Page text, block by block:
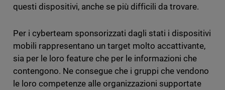
questi dispositivi, anche se più difficili da trovare.
Per i cyberteam sponsorizzati dagli stati i dispositivi
mobili rappresentano un target molto accattivante,
sia per le loro feature che per le informazioni che
contengono. Ne consegue che i gruppi che vendono
le loro competenze alle organizzazioni supportate